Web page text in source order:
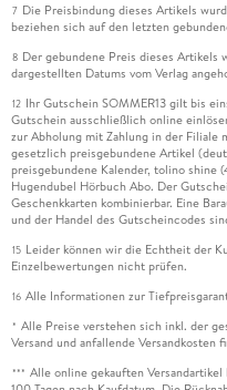
7 Die Preisbindung dieses Artikels
beziehen sich auf den letzten
8 Der gebundene Preis dieses Artikels
dargestellten Datums vom Verlag
12 Ihr Gutschein SOMMER13 gilt bis
Gutschein ausschließlich online
zur Abholung mit Zahlung in der
gesetzlich preisgebundene Artikel
preisgebundene Kalender, tolino shine
Hugendubel Hörbuch Abo. Der
Geschenkkarten kombinierbar. Eine
und der Handel des Gutscheincodes
15 Leider können wir die Echtheit der
Einzelbewertungen nicht prüfen.
16 Alle Informationen zur
* Alle Preise verstehen sich inkl. der
Versand und anfallende Versandkosten
*** Alle online gekauften